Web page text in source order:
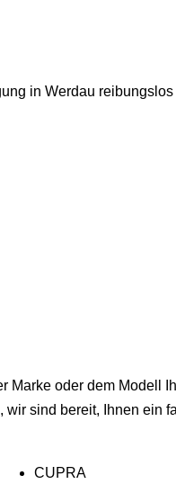
in Werdau
Marke oder dem Modell
sind bereit, Ihnen ein
CUPRA